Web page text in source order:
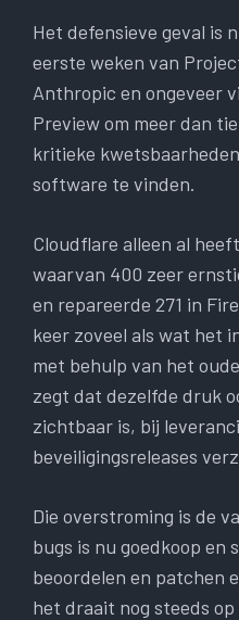
Het defensieve geval is
eerste weken van
Anthropic en ongeveer
Preview om meer dan
kritieke
software te vinden.
Cloudflare alleen al
waarvan 400 zeer
en repareerde 271 in
keer zoveel als wat het
met behulp van het
zegt dat dezelfde druk
zichtbaar is, bij
beveiligingsreleases
Die overstroming is de
bugs is nu goedkoop en
beoordelen en patchen
het draait nog steeds